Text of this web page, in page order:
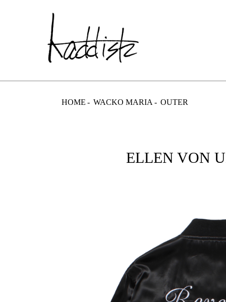
HOME WACKO MARIA OUTER
ELLEN VON